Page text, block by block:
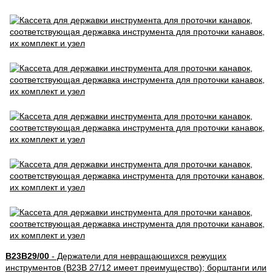
B23B29/00- Держатели для невращающихся режущих
инструментов (B23B 27/12 имеет преимущество); борштанги или